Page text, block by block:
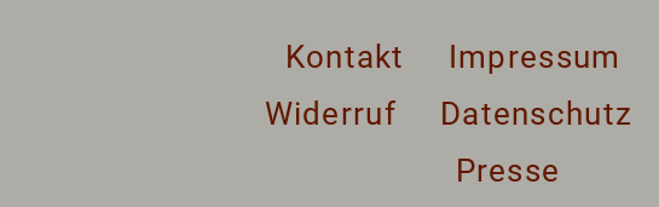
Kontakt Impressum
Widerruf
Datenschutz
Presse